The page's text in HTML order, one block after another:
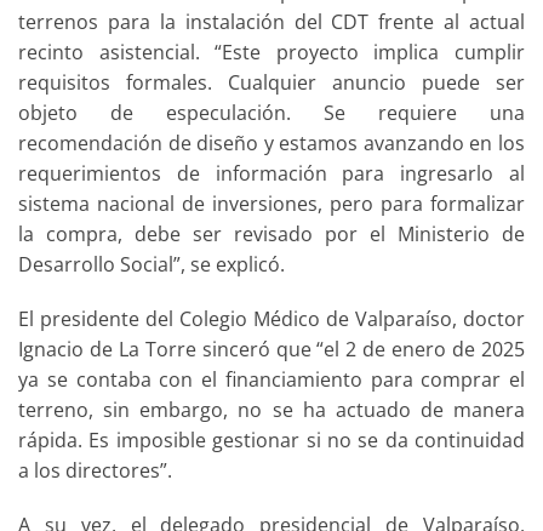
terrenos para la instalación del CDT frente al actual
recinto asistencial. “Este proyecto implica cumplir
requisitos formales. Cualquier anuncio puede ser
objeto de especulación. Se requiere una
recomendación de diseño y estamos avanzando en los
requerimientos de información para ingresarlo al
sistema nacional de inversiones, pero para formalizar
la compra, debe ser revisado por el Ministerio de
Desarrollo Social”, se explicó.
El presidente del Colegio Médico de Valparaíso, doctor
Ignacio de La Torre sinceró que “el 2 de enero de 2025
ya se contaba con el financiamiento para comprar el
terreno, sin embargo, no se ha actuado de manera
rápida. Es imposible gestionar si no se da continuidad
a los directores”.
A su vez, el delegado presidencial de Valparaíso,